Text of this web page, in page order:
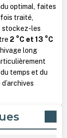
optimal, faites
traité,
stockez-les
2 °C et 13 °C
long
temps et du